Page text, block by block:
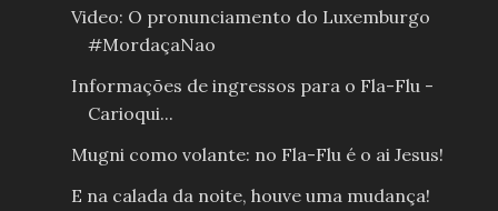
Video: O pronunciamento do Luxemburgo
#MordaçaNao
Informações de ingressos para o Fla-Flu -
Carioqui...
Mugni como volante: no Fla-Flu é o ai Jesus!
E na calada da noite, houve uma mudança!